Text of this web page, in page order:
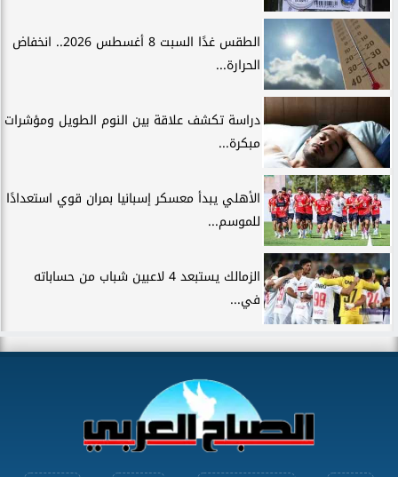
الطقس غدًا السبت 8 أغسطس 2026.. انخفاض
الحرارة...
دراسة تكشف علاقة بين النوم الطويل ومؤشرات
مبكرة...
الأهلي يبدأ معسكر إسبانيا بمران قوي استعدادًا
للموسم...
الزمالك يستبعد 4 لاعبين شباب من حساباته
في...